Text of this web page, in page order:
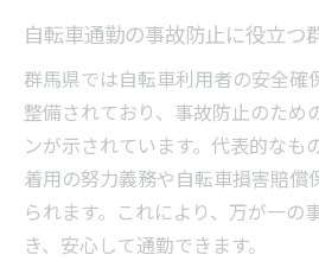
自転車通勤の事故防止に役立つ
群馬県では自転車利用者の安全確
整備されており、事故防止のため
ンが示されています。代表的なも
着用の努力義務や自転車損害賠償
られます。これにより、万が一の
き、安心して通勤できます。